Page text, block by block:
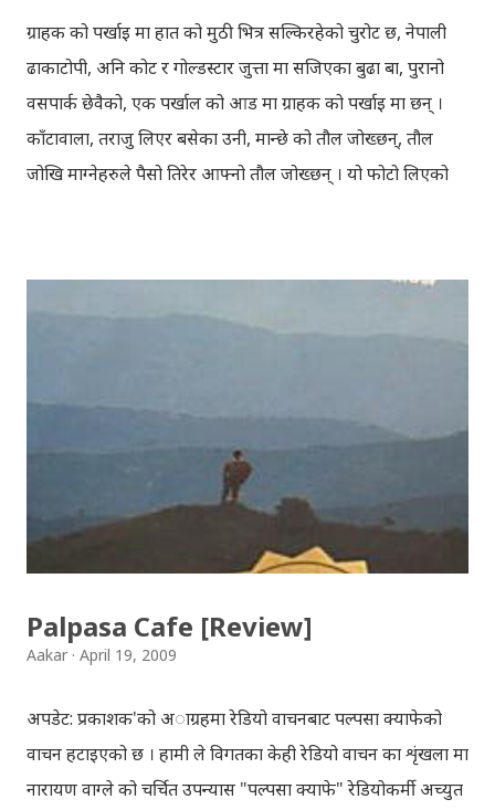
ग्राहक को पर्खाइ मा हात को मुठी भित्र सल्किरहेको चुरोट छ, नेपाली
ढाकाटोपी, अनि कोट र गोल्डस्टार जुत्ता मा सजिएका बुढा बा, पुरानो
वसपार्क छेवैको, एक पर्खाल को आड मा ग्राहक को पर्खाइ मा छन् ।
काँटावाला, तराजु लिएर बसेका उनी, मान्छे को तौल जोख्छन्, तौल
जोखि माग्नेहरुले पैसो तिरेर आफ्नो तौल जोख्छन् । यो फोटो लिएको
चुरोट तान्दै आफैँ मा हराइरहेका झैँ देखिन्थेँ । ढल्किँदो दिन त्रिपुरेश्वर मा
अवस्थित मन्दिर को फोटो खिच्दा, पश्चिम मा सूर्य डुब्न लागिसकेको
थियो । कोलाहाल को बिचमा उभिएको मन्दिर आफू मा चाँहि साह्रै शान्त
उद्देश्य ले यही मन्दिर मा एकछिन अडिएको थिँए । झोलुङ्गे पुल ललितपुर
बालकुमारी मा, मनोहरा खोला माथि रहेको झोलुंङ्गे पुल ! यो फोटो
खिच्दा, मौसम सफा थिएन, हल्का वर्षा भइरहेथ्यो । त्यसदिन केही
साथिहरु को साथ मा, नयाँ वानेश्वर, शंखमुल हुँदै यो झोलुङ्गे पुल तरेर,
Palpasa Cafe [Review]
Aakar April 19, 2009
अपडेट: प्रकाशक'को अाग्रहमा रेडियो वाचनबाट पल्पसा क्याफेको
वाचन हटाइएको छ । हामी ले विगतका केही रेडियो वाचन का शृंखला मा
नारायण वाग्ले को चर्चित उपन्यास "पल्पसा क्याफे" रेडियोकर्मी अच्युत